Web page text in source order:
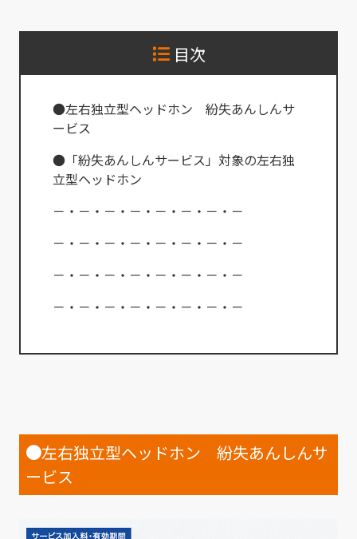
目次
●左右独立型ヘッドホン 紛失あんしんサ
ービス
●「紛失あんしんサービス」対象の左右独
立型ヘッドホン
－・－・－・－・－・－・－・－
－・－・－・－・－・－・－・－
－・－・－・－・－・－・－・－
－・－・－・－・－・－・－・－
●左右独立型ヘッドホン 紛失あんしんサ
ービス